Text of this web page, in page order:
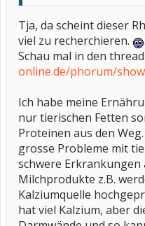
Tja, da scheint dieser
viel zu recherchieren.
.
Schau mal in den thread
online.de/phorum/
Ich habe meine
nur tierischen Fetten
Proteinen aus den
grosse Probleme mit
schwere Erkrankungen
Milchprodukte z.B.
Kalziumquelle
hat viel Kalzium, aber